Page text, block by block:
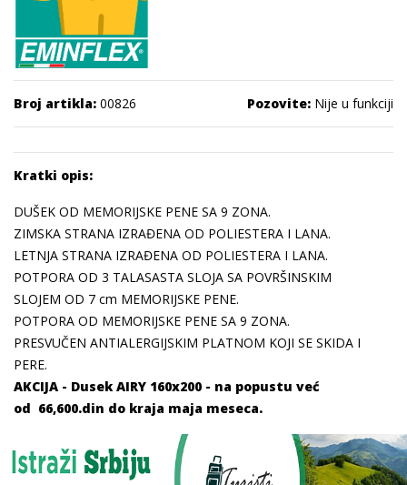
Broj artikla: 00826 Pozovite: Nije u funkciji
Kratki opis:
DUŠEK OD MEMORIJSKE PENE SA 9 ZONA.
ZIMSKA STRANA IZRAĐENA OD POLIESTERA I LANA.
LETNJA STRANA IZRAĐENA OD POLIESTERA I LANA.
POTPORA OD 3 TALASASTA SLOJA SA POVRŠINSKIM
SLOJEM OD 7 cm MEMORIJSKE PENE.
POTPORA OD MEMORIJSKE PENE SA 9 ZONA.
PRESVUČEN ANTIALERGIJSKIM PLATNOM KOJI SE SKIDA I
PERE.
AKCIJA - Dusek AIRY 160x200 - na popustu već
od 66,600.din do kraja maja meseca.